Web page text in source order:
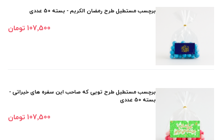
برچسب مستطیل طرح رمضان الکریم - بسته 50 عددی
107٬500 تومان
برچسب مستطیل طرح تویی که صاحب این سفره های خیراتی -
بسته 50 عددی
107٬500 تومان